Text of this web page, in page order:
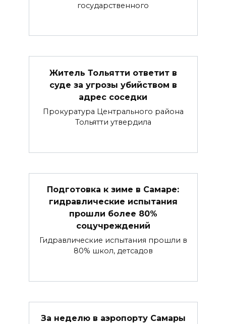
государственного
Житель Тольятти ответит в
суде за угрозы убийством в
адрес соседки
Прокуратура Центрального района
Тольятти утвердила
Подготовка к зиме в Самаре:
гидравлические испытания
прошли более 80%
соцучреждений
Гидравлические испытания прошли в
80% школ, детсадов
За неделю в аэропорту Самары